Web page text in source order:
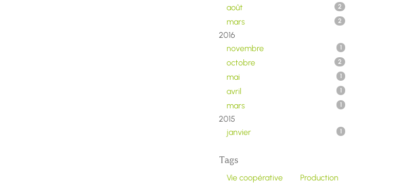
août 2
mars 2
2016
novembre
1
octobre 2
mai 1
avril 1
mars 1
2015
janvier
1
Tags
Vie coopérative
Production